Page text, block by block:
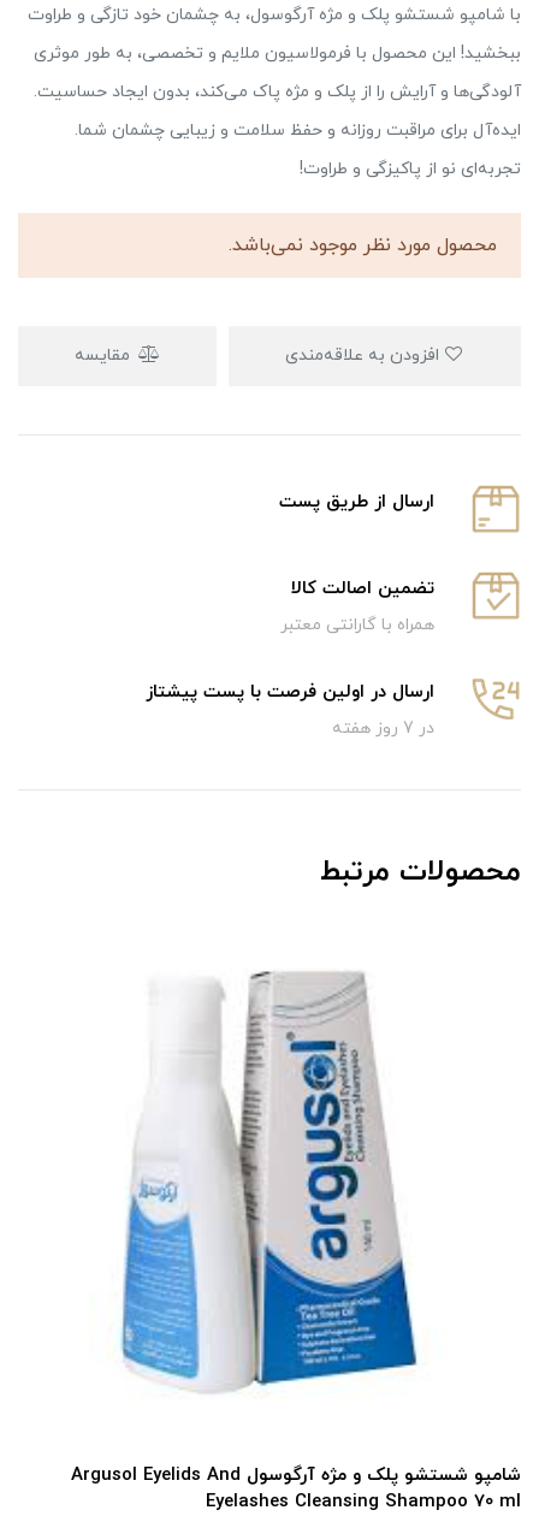
با شامپو شستشو پلک و مژه آرگوسول، به چشمان خود تازگی و طراوت
ببخشید! این محصول با فرمولاسیون ملایم و تخصصی، به طور موثری
آلودگی‌ها و آرایش را از پلک و مژه پاک می‌کند، بدون ایجاد حساسیت.
ایده‌آل برای مراقبت روزانه و حفظ سلامت و زیبایی چشمان شما.
تجربه‌ای نو از پاکیزگی و طراوت!
محصول مورد نظر موجود نمی‌باشد.
مقایسه
ارسال از طریق پست
تضمین اصالت کالا
همراه با گارانتی معتبر
ارسال در اولین فرصت با پست پیشتاز
در 7 روز هفته
محصولات مرتبط
شامپو شستشو پلک و مژه آرگوسول Argusol Eyelids And
Eyelashes Cleansing Shampoo 70 ml